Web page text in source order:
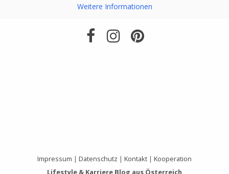
Weitere Informationen
Impressum | Datenschutz | Kontakt | Kooperation
Lifestyle & Karriere Blog aus Österreich